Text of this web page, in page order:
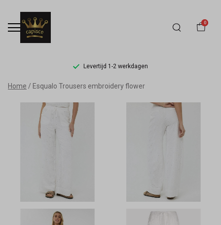
0
Levertijd 1-2 werkdagen
Esqualo
Trousers
embroidery
flower
Capisce
Mode
Home Esqualo Trousers embroidery flower